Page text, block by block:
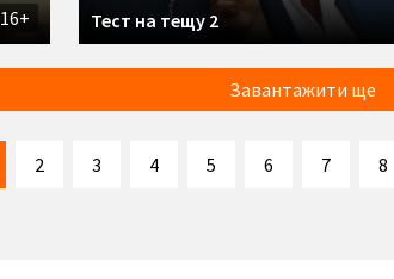
16+ Тест на тещу 2
Завантажити ще
2 3 4 5 6 7 8